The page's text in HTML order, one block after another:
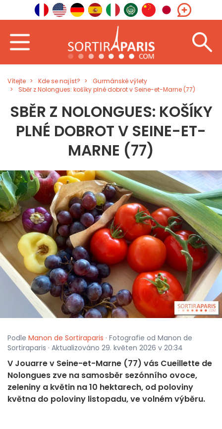
Vítejte Kde se najíst?
Gurmánské výlety
Sběr z Nolongues: košíky plné dobrot v Seine-et-Marne (77)
SBĚR Z NOLONGUES: KOŠÍKY
PLNÉ DOBROT V SEINE-ET-
MARNE (77)
Podle Manon de Sortiraparis · Fotografie od Manon de
Sortiraparis · Aktualizováno 29. květen 2026 v 20:34
V Jouarre v Seine-et-Marne (77) vás Cueillette de
Nolongues zve na samosběr sezónního ovoce,
zeleniny a květin na 10 hektarech, od poloviny
května do poloviny listopadu, ve volném výběru.